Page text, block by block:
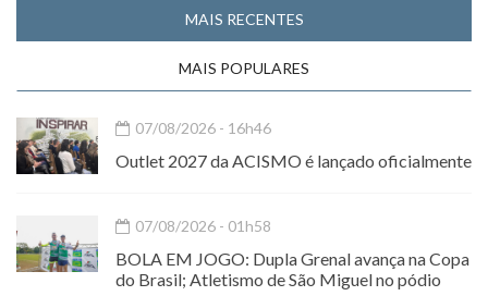
MAIS RECENTES
MAIS POPULARES
07/08/2026 - 16h46
Outlet 2027 da ACISMO é lançado oficialmente
07/08/2026 - 01h58
BOLA EM JOGO: Dupla Grenal avança na Copa
do Brasil; Atletismo de São Miguel no pódio